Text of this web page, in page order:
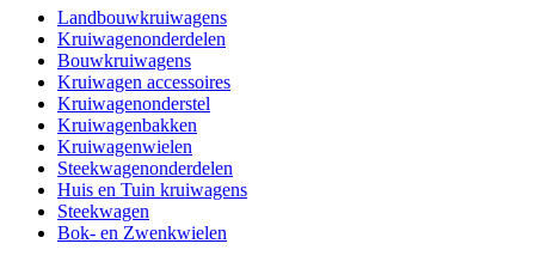
Landbouwkruiwagens
Kruiwagenonderdelen
Bouwkruiwagens
Kruiwagen accessoires
Kruiwagenonderstel
Kruiwagenbakken
Kruiwagenwielen
Steekwagenonderdelen
Huis en Tuin kruiwagens
Steekwagen
Bok- en Zwenkwielen